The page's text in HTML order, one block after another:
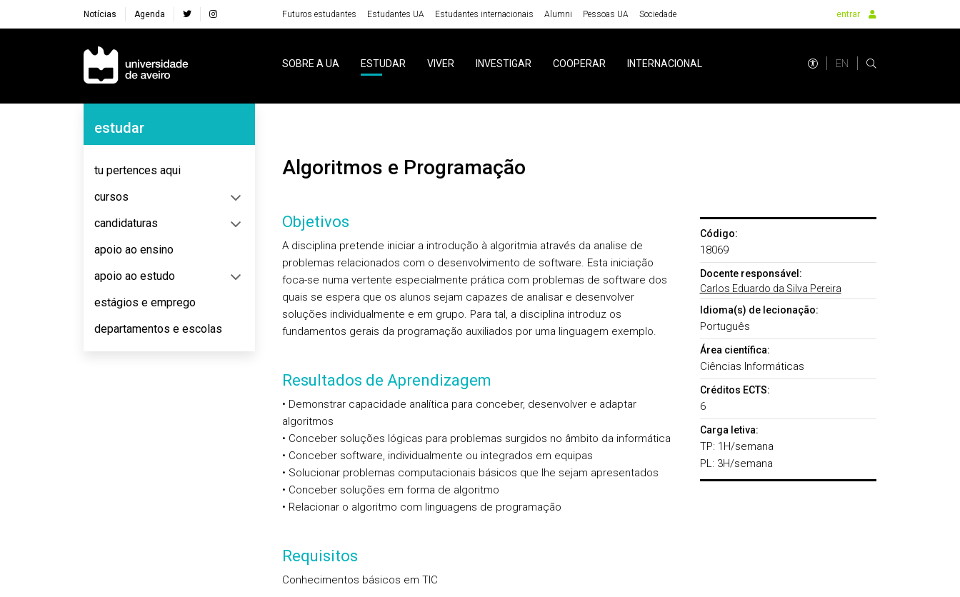
Notícias Agenda Futuros estudantes Estudantes UA Estudantes internacionais Alumni Pessoas UA Sociedade entrar
Navegação Principal
SOBRE A UA ESTUDAR VIVER INVESTIGAR COOPERAR INTERNACIONAL EN
Navegação Lateral
estudar
tu pertences aqui
cursos
candidaturas
apoio ao ensino
apoio ao estudo
estágios e emprego
departamentos e escolas
Algoritmos e Programação
Objetivos
A disciplina pretende iniciar a introdução à algoritmia através da analise de
problemas relacionados com o desenvolvimento de software. Esta iniciação
foca-se numa vertente especialmente prática com problemas de software dos
quais se espera que os alunos sejam capazes de analisar e desenvolver
soluções individualmente e em grupo. Para tal, a disciplina introduz os
fundamentos gerais da programação auxiliados por uma linguagem exemplo.
Resultados de Aprendizagem
• Demonstrar capacidade analítica para conceber, desenvolver e adaptar
algoritmos
• Conceber soluções lógicas para problemas surgidos no âmbito da informática
• Conceber software, individualmente ou integrados em equipas
• Solucionar problemas computacionais básicos que lhe sejam apresentados
• Conceber soluções em forma de algoritmo
• Relacionar o algoritmo com linguagens de programação
Requisitos
Conhecimentos básicos em TIC
Código:
18069
Docente responsável:
Carlos Eduardo da Silva Pereira
Idioma(s) de lecionação:
Português
Área científica:
Ciências Informáticas
Créditos ECTS:
6
Carga letiva:
TP: 1H/semana
PL: 3H/semana